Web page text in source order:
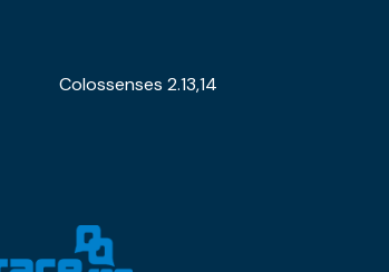
Colossenses 2.13,14